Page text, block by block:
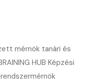
mérnök tanári és
HUB Képzési